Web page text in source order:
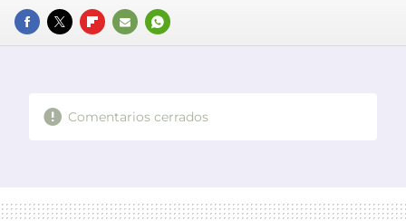
FACEBOOK
TWITTERFLIPBOARD
E-
WHATSAPP
Comentarios cerrados